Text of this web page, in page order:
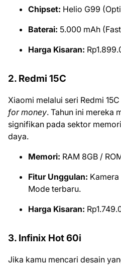
Chipset: Helio G99
Baterai: 5.000 mAh
Harga Kisaran:
2. Redmi 15C
Xiaomi melalui seri Redmi
for money. Tahun ini mereka
signifikan pada sektor
daya.
Memori: RAM 8GB /
Fitur Unggulan:
Mode terbaru.
Harga Kisaran:
3. Infinix Hot 60i
Jika kamu mencari desain